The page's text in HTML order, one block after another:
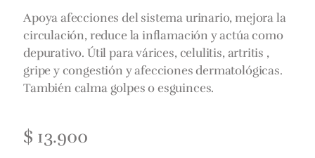
Apoya afecciones del sistema urinario, mejora la
circulación, reduce la inflamación y actúa como
depurativo. Útil para várices, celulitis, artritis ,
gripe y congestión y afecciones dermatológicas.
También calma golpes o esguinces.
$ 13.900